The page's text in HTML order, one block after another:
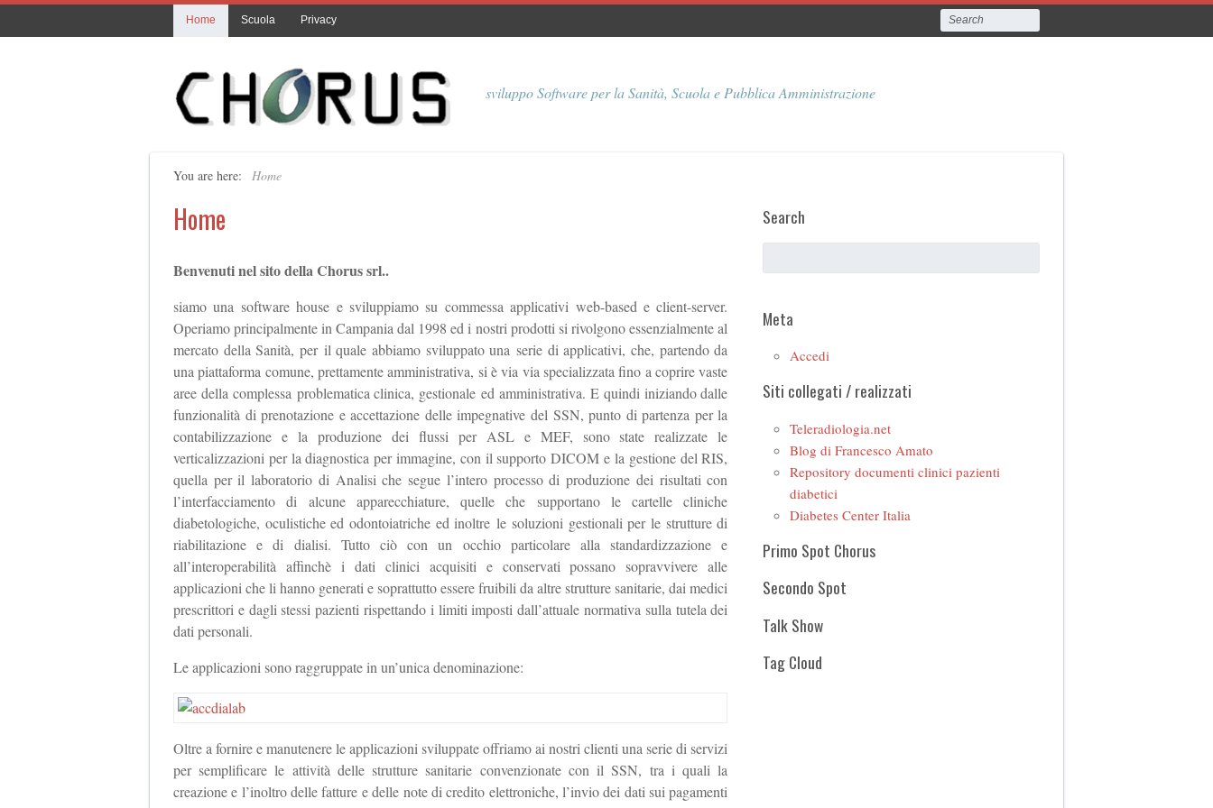
Home Scuola Privacy
sviluppo Software per la Sanità, Scuola e Pubblica Amministrazione
You are here: Home
Home
Benvenuti nel sito della Chorus srl..
siamo una software house e sviluppiamo su commessa applicativi web-based e client-server.
Operiamo principalmente in Campania dal 1998 ed i nostri prodotti si rivolgono essenzialmente al
mercato della Sanità, per il quale abbiamo sviluppato una serie di applicativi, che, partendo da
una piattaforma comune, prettamente amministrativa, si è via via specializzata fino a coprire vaste
aree della complessa problematica clinica, gestionale ed amministrativa. E quindi iniziando dalle
funzionalità di prenotazione e accettazione delle impegnative del SSN, punto di partenza per la
contabilizzazione e la produzione dei flussi per ASL e MEF, sono state realizzate le
verticalizzazioni per la diagnostica per immagine, con il supporto DICOM e la gestione del RIS,
quella per il laboratorio di Analisi che segue l’intero processo di produzione dei risultati con
l’interfacciamento di alcune apparecchiature, quelle che supportano le cartelle cliniche
diabetologiche, oculistiche ed odontoiatriche ed inoltre le soluzioni gestionali per le strutture di
riabilitazione e di dialisi. Tutto ciò con un occhio particolare alla standardizzazione e
all’interoperabilità affinchè i dati clinici acquisiti e conservati possano sopravvivere alle
applicazioni che li hanno generati e soprattutto essere fruibili da altre strutture sanitarie, dai medici
prescrittori e dagli stessi pazienti rispettando i limiti imposti dall’attuale normativa sulla tutela dei
dati personali.
Le applicazioni sono raggruppate in un’unica denominazione:
Oltre a fornire e manutenere le applicazioni sviluppate offriamo ai nostri clienti una serie di servizi
per semplificare le attività delle strutture sanitarie convenzionate con il SSN, tra i quali la
creazione e l’inoltro delle fatture e delle note di credito elettroniche, l’invio dei dati sui pagamenti
Search
Meta
Accedi
Siti collegati / realizzati
Teleradiologia.net
Blog di Francesco Amato
Repository documenti clinici pazienti
diabetici
Diabetes Center Italia
Primo Spot Chorus
Secondo Spot
Talk Show
Tag Cloud